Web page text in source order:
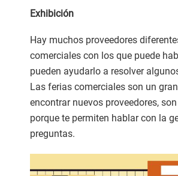
Exhibición
Hay muchos proveedores
comerciales con los que puede
pueden ayudarlo a resolver
Las ferias comerciales son un
encontrar nuevos proveedores,
porque te permiten hablar con la
preguntas.